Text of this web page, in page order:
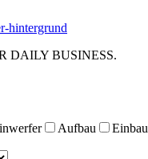
DAILY BUSINESS.
Aufbau Einbau